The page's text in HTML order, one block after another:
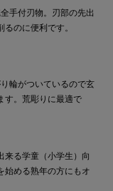
手付刃物。刃部の先出
のに便利です。
輪がついているので玄
す。荒彫りに最適で
来る学童（小学生）向
始める熟年の方にもオ